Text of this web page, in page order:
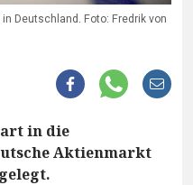
Deutschland. Foto: Fredrik von
in die
Aktienmarkt